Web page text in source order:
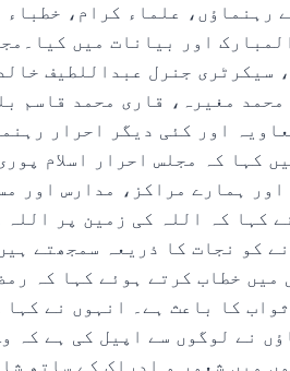
رہنماؤں، علماء کرام،
اور بیانات میں
سیکرٹری جنرل عبداللطیف
مغیرہ، قاری محمد قاسم
اور کئی دیگر احرار
کہا کہ مجلس احرار اسلام
ہمارے مراکز، مدارس اور
کہا کہ اللہ کی زمین پر
کو نجات کا ذریعہ سمجھتے
میں خطاب کرتے ہوئے کہا کہ
کا باعث ہے۔ انہوں نے کہا
نے لوگوں سے اپیل کی ہے کہ
میں شعور و ادراک کے ساتھ